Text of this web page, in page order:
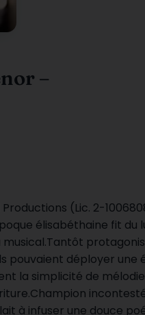
–
(Lic. 2-
élisabéthaine fit
musical.Tantôt
pouvaient déployer une
la simplicité de
à infuser une douce